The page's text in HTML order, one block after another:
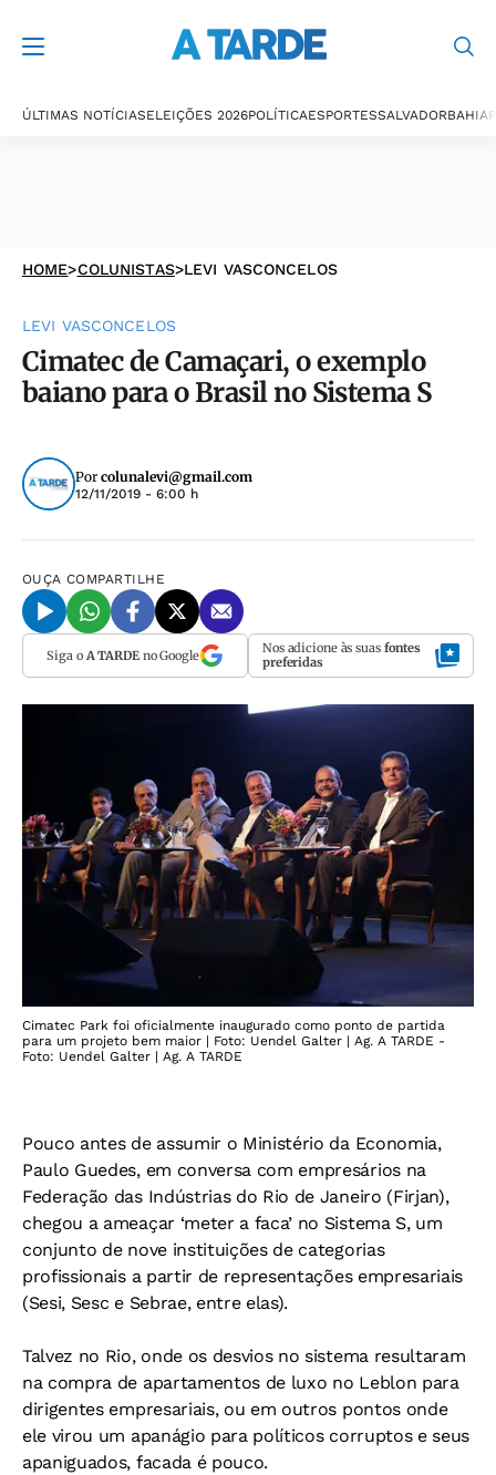
ÚLTIMAS NOTÍCIASELEIÇÕES 2026POLÍTICAESPORTESSALVADORBAHIA
HOME>COLUNISTAS>LEVI VASCONCELOS
LEVI VASCONCELOS
Cimatec de Camaçari, o exemplo
baiano para o Brasil no Sistema S
Por colunalevi@gmail.com
12/11/2019 - 6:00 h
OUÇA COMPARTILHE
Siga o A TARDEno Google Nos adicione às suas fontes
preferidas
Cimatec Park foi oficialmente inaugurado como ponto de partida
para um projeto bem maior | Foto: Uendel Galter | Ag. A TARDE -
Foto: Uendel Galter | Ag. A TARDE
Pouco antes de assumir o Ministério da Economia,
Paulo Guedes, em conversa com empresários na
Federação das Indústrias do Rio de Janeiro (Firjan),
chegou a ameaçar ‘meter a faca’ no Sistema S, um
conjunto de nove instituições de categorias
profissionais a partir de representações empresariais
(Sesi, Sesc e Sebrae, entre elas).
Talvez no Rio, onde os desvios no sistema resultaram
na compra de apartamentos de luxo no Leblon para
dirigentes empresariais, ou em outros pontos onde
ele virou um apanágio para políticos corruptos e seus
apaniguados, facada é pouco.